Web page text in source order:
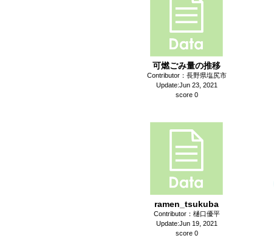
可燃ごみ量の推移
Contributor：長野県塩尻市
Update:Jun 23, 2021
score 0
ramen_tsukuba
Contributor：樋口優平
Update:Jun 19, 2021
score 0